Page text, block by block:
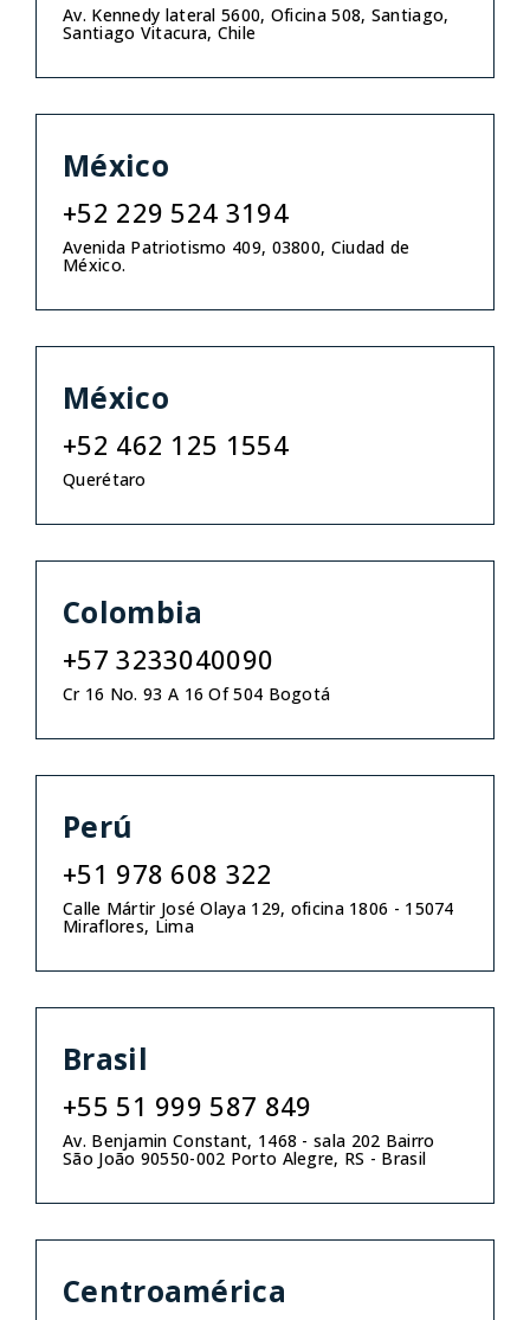
Av. Kennedy lateral 5600, Oficina 508, Santiago,
Santiago Vitacura, Chile
México
+52 229 524 3194
Avenida Patriotismo 409, 03800, Ciudad de
México.
México
+52 462 125 1554
Querétaro
Colombia
+57 3233040090
Cr 16 No. 93 A 16 Of 504 Bogotá
Perú
+51 978 608 322
Calle Mártir José Olaya 129, oficina 1806 - 15074
Miraflores, Lima
Brasil
+55 51 999 587 849
Av. Benjamin Constant, 1468 - sala 202 Bairro
São João 90550-002 Porto Alegre, RS - Brasil
Centroamérica